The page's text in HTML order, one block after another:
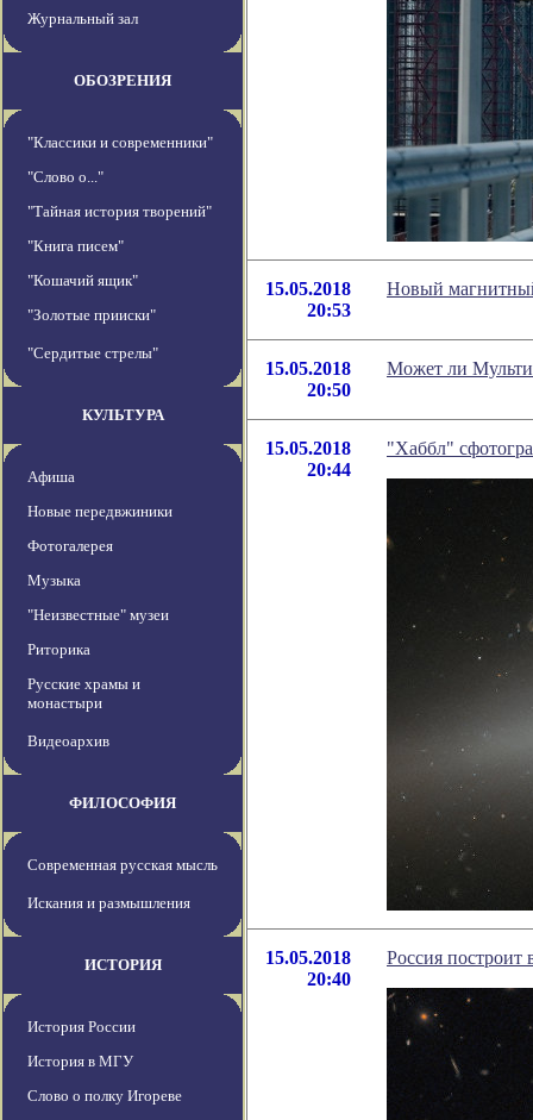
Журнальный зал
ОБОЗРЕНИЯ
"Классики и современники"
"Слово о..."
"Тайная история творений"
"Книга писем"
"Кошачий ящик"
"Золотые прииски"
"Сердитые стрелы"
КУЛЬТУРА
Афиша
Новые передвжиники
Фотогалерея
Музыка
"Неизвестные" музеи
Риторика
Русские храмы и
монастыри
Видеоархив
ФИЛОСОФИЯ
Современная русская мысль
Искания и размышления
ИСТОРИЯ
История России
История в МГУ
Слово о полку Игореве
15.05.2018
20:53
Новый магнитный
15.05.2018
20:50
Может ли
15.05.2018
20:44
"Хаббл"
15.05.2018
20:40
Россия